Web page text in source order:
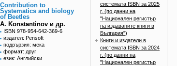
Contribution to
Systematics and biology
of Beetles
A. Konstantinov и др.
ISBN 978-954-642-369-6
издател: Pensoft
подвързия: мека
формат: друг
език: Английски
системата ISBN за 2025
г. (по данни на
"Национален регистър
на издаваните книги в
България")
Книги и издатели в
системата ISBN за 2024
г. (по данни на
"Национален регистър